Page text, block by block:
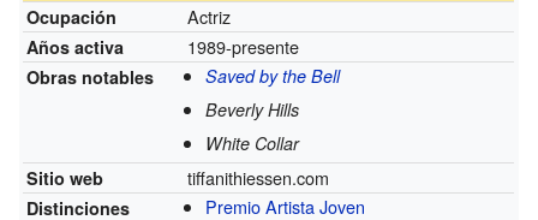
Ocupación
Actriz
Años activa 1989-presente
Obras notables
Saved by the Bell
Beverly Hills
White Collar
Sitio web
tiffanithiessen.com
Distinciones Premio Artista Joven